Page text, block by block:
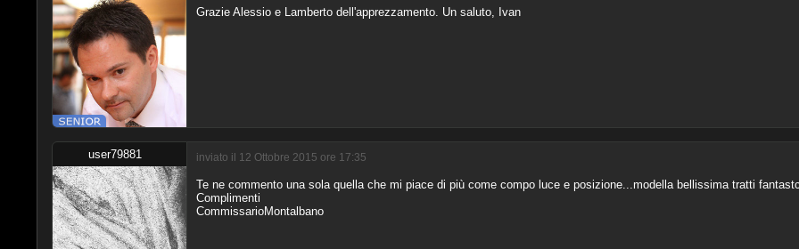
Grazie Alessio e Lamberto dell'apprezzamento. Un saluto, Ivan
user79881 inviato il 12 Ottobre 2015 ore 17:35
Te ne commento una sola quella che mi piace di più come compo luce e posizione...modella bellissima tratti
Complimenti
CommissarioMontalbano